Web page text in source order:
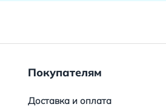
Покупателям
Доставка и оплата